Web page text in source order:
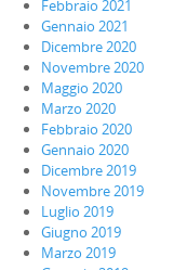
Febbraio 2021
Gennaio 2021
Dicembre 2020
Novembre 2020
Maggio 2020
Marzo 2020
Febbraio 2020
Gennaio 2020
Dicembre 2019
Novembre 2019
Luglio 2019
Giugno 2019
Marzo 2019